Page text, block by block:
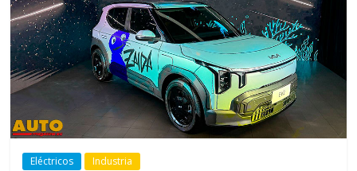
Eléctricos Industria